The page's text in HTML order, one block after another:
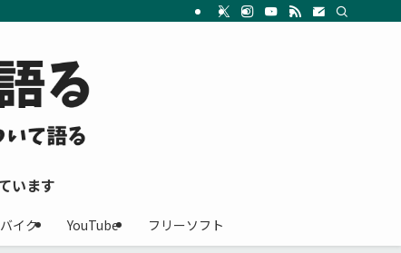
バイク YouTube フリーソフト
います